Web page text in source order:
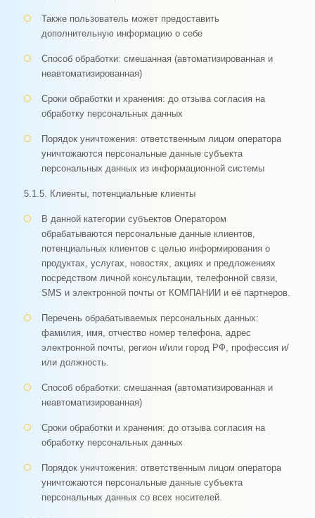
Также пользователь может предоставить
дополнительную информацию о себе
Способ обработки: смешанная (автоматизированная и
неавтоматизированная)
Сроки обработки и хранения: до отзыва согласия на
обработку персональных данных
Порядок уничтожения: ответственным лицом оператора
уничтожаются персональные данные субъекта
персональных данных из информационной системы
5.1.5. Клиенты, потенциальные клиенты
В данной категории субъектов Оператором
обрабатываются персональные данные клиентов,
потенциальных клиентов с целью информирования о
продуктах, услугах, новостях, акциях и предложениях
посредством личной консультации, телефонной связи,
SMS и электронной почты от КОМПАНИИ и её партнеров.
Перечень обрабатываемых персональных данных:
фамилия, имя, отчество номер телефона, адрес
электронной почты, регион и/или город РФ, профессия и/
или должность.
Способ обработки: смешанная (автоматизированная и
неавтоматизированная)
Сроки обработки и хранения: до отзыва согласия на
обработку персональных данных
Порядок уничтожения: ответственным лицом оператора
уничтожаются персональные данные субъекта
персональных данных со всех носителей.